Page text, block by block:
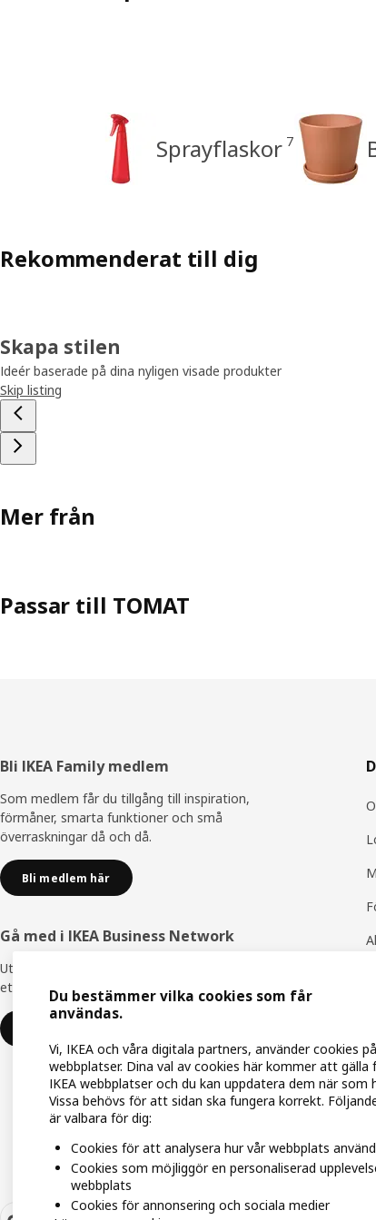
Sprayflaskor 7
Rekommenderat till dig
Skapa stilen
Ideér baserade på dina nyligen visade produkter
Skip listing
Mer från
Passar till TOMAT
Sidfot
Bli IKEA Family medlem
Som medlem får du tillgång till inspiration,
förmåner, smarta funktioner och små
överraskningar då och då.
Bli medlem här
Gå med i IKEA Business Network
Utnyttja flera unika förmåner för att skapa
ett bättre arbetsliv - helt kostnadsfritt.
Du bestämmer vilka cookies som får
användas.
Vi, IKEA och våra digitala partners, använder cookies
webbplatser. Dina val av cookies här kommer att gälla
IKEA webbplatser och du kan uppdatera dem när som
Vissa behövs för att sidan ska fungera korrekt.
är valbara för dig:
Cookies för att analysera hur vår webbplats
Cookies som möjliggör en personaliserad
webbplats
Cookies för annonsering och sociala medier